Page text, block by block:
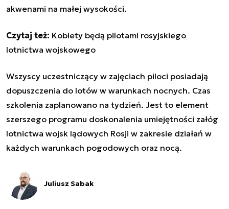
akwenami na małej wysokości.
Czytaj też: Kobiety będą pilotami rosyjskiego
lotnictwa wojskowego
Wszyscy uczestniczący w zajęciach piloci posiadają
dopuszczenia do lotów w warunkach nocnych. Czas
szkolenia zaplanowano na tydzień. Jest to element
szerszego programu doskonalenia umiejętności załóg
lotnictwa wojsk lądowych Rosji w zakresie działań w
każdych warunkach pogodowych oraz nocą.
Juliusz Sabak